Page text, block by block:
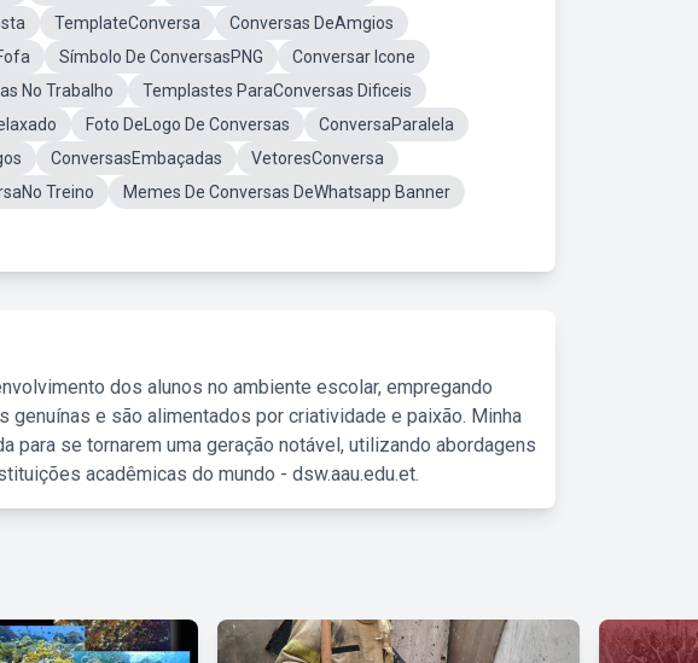
TemplateConversa
Conversas DeAmgios
Símbolo De ConversasPNG
Conversar Icone
No Trabalho
Templastes ParaConversas Dificeis
Foto DeLogo De Conversas
ConversaParalela
ConversasEmbaçadas
VetoresConversa
Treino
Memes De Conversas DeWhatsapp Banner
dos alunos no ambiente escolar, empregando
e são alimentados por criatividade e paixão. Minha
para se tornarem uma geração notável, utilizando abordagens
acadêmicas do mundo - dsw.aau.edu.et.